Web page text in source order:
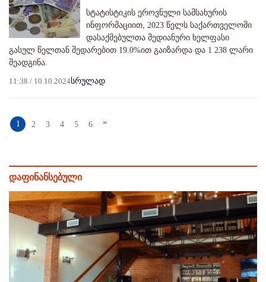
სტატისტიკის ეროვნული სამსახურის
ინფორმაციით, 2023 წელს საქართველოში
დასაქმებულთა მედიანური ხელფასი
გასულ წელთან შედარებით 19.0%ით გაიზარდა და 1 238 ლარი
შეადგინა.
11:38 / 10.10.2024სრულად
1 2 3 4 5 6 »
დაფინანსებული